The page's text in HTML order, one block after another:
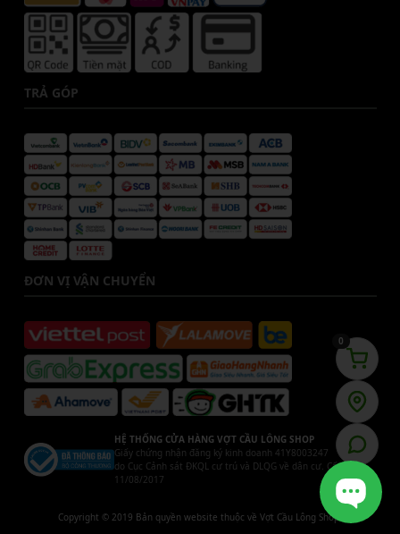
TRẢ GÓP
ĐƠN VỊ VẬN CHUYỂN
HỆ THỐNG CỬA HÀNG VỢT CẦU LÔNG SHOP
Giấy chứng nhận đăng ký kinh doanh 41Y8003247
do Cục Cảnh sát ĐKQL cư trú và DLQG về dân cư. Cấp ngày
11/08/2017
Copyright © 2019 Bản quyền website thuộc về Vợt Cầu Lông Shop.
0